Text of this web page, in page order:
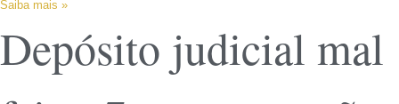
Saiba mais »
Depósito judicial mal